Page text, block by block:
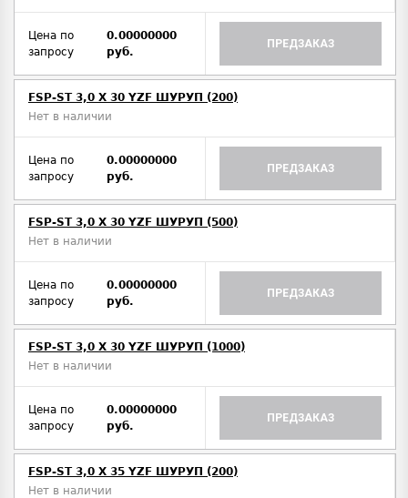
Цена по
запросу
0.00000000
руб.
ПРЕДЗАКАЗ
FSP-ST 3,0 X 30 YZF ШУРУП (200)
Нет в наличии
Цена по
запросу
0.00000000
руб.
ПРЕДЗАКАЗ
FSP-ST 3,0 X 30 YZF ШУРУП (500)
Нет в наличии
Цена по
запросу
0.00000000
руб.
ПРЕДЗАКАЗ
FSP-ST 3,0 X 30 YZF ШУРУП (1000)
Нет в наличии
Цена по
запросу
0.00000000
руб.
ПРЕДЗАКАЗ
FSP-ST 3,0 X 35 YZF ШУРУП (200)
Нет в наличии